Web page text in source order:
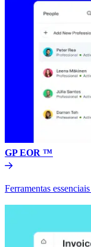
GP EOR ™​​
Ferramentas